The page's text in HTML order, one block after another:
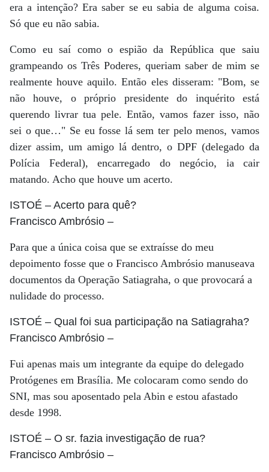
era a intenção? Era saber se eu sabia de alguma coisa.
Só que eu não sabia.
Como eu saí como o espião da República que saiu
grampeando os Três Poderes, queriam saber de mim se
realmente houve aquilo. Então eles disseram: "Bom, se
não houve, o próprio presidente do inquérito está
querendo livrar tua pele. Então, vamos fazer isso, não
sei o que…" Se eu fosse lá sem ter pelo menos, vamos
dizer assim, um amigo lá dentro, o DPF (delegado da
Polícia Federal), encarregado do negócio, ia cair
matando. Acho que houve um acerto.
ISTOÉ – Acerto para quê?
Francisco Ambrósio –
Para que a única coisa que se extraísse do meu
depoimento fosse que o Francisco Ambrósio manuseava
documentos da Operação Satiagraha, o que provocará a
nulidade do processo.
ISTOÉ – Qual foi sua participação na Satiagraha?
Francisco Ambrósio –
Fui apenas mais um integrante da equipe do delegado
Protógenes em Brasília. Me colocaram como sendo do
SNI, mas sou aposentado pela Abin e estou afastado
desde 1998.
ISTOÉ – O sr. fazia investigação de rua?
Francisco Ambrósio –